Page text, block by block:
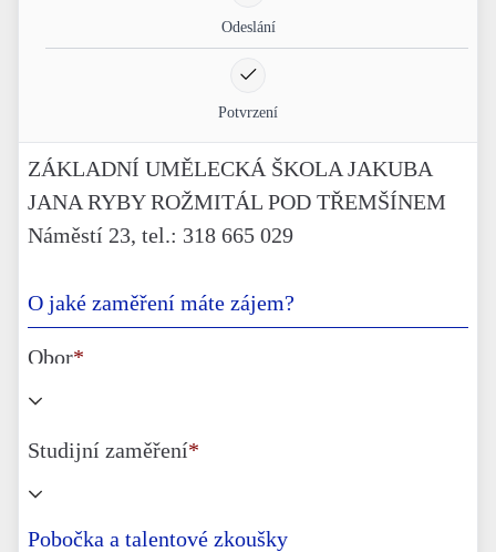
Odeslání
Potvrzení
ZÁKLADNÍ UMĚLECKÁ ŠKOLA JAKUBA
JANA RYBY ROŽMITÁL POD TŘEMŠÍNEM
Náměstí 23, tel.: 318 665 029
O jaké zaměření máte zájem?
Obor*
Studijní zaměření*
Pobočka a talentové zkoušky